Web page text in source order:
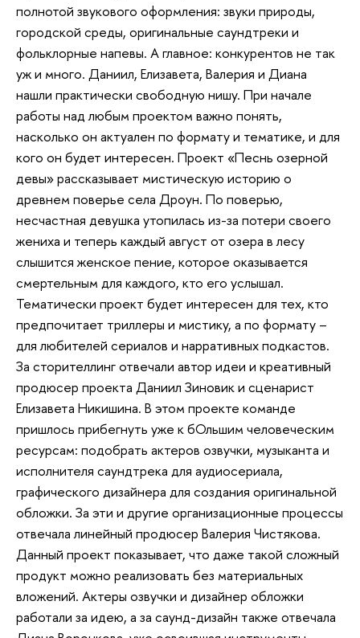
полнотой звукового оформления: звуки природы,
городской среды, оригинальные саундтреки и
фольклорные напевы. А главное: конкурентов не так
уж и много. Даниил, Елизавета, Валерия и Диана
нашли практически свободную нишу. При начале
работы над любым проектом важно понять,
насколько он актуален по формату и тематике, и для
кого он будет интересен. Проект «Песнь озерной
девы» рассказывает мистическую историю о
древнем поверье села Дроун. По поверью,
несчастная девушка утопилась из-за потери своего
жениха и теперь каждый август от озера в лесу
слышится женское пение, которое оказывается
смертельным для каждого, кто его услышал.
Тематически проект будет интересен для тех, кто
предпочитает триллеры и мистику, а по формату –
для любителей сериалов и нарративных подкастов.
За сторителлинг отвечали автор идеи и креативный
продюсер проекта Даниил Зиновик и сценарист
Елизавета Никишина. В этом проекте команде
пришлось прибегнуть уже к бОльшим человеческим
ресурсам: подобрать актеров озвучки, музыканта и
исполнителя саундтрека для аудиосериала,
графического дизайнера для создания оригинальной
обложки. За эти и другие организационные процессы
отвечала линейный продюсер Валерия Чистякова.
Данный проект показывает, что даже такой сложный
продукт можно реализовать без материальных
вложений. Актеры озвучки и дизайнер обложки
работали за идею, а за саунд-дизайн также отвечала